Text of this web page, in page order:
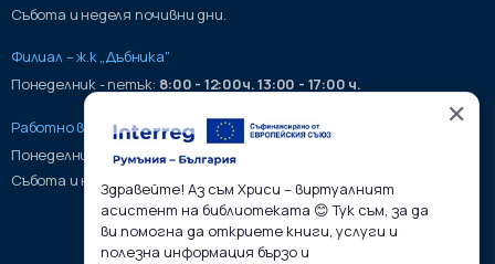
Събота и неделя почивни дни.
Филиал – ж.к „Дъбника"
Понеделник - петък: 8:00 - 12:00ч. 13:00 - 17:00 ч.
Работно време на хранилища:
Понеделник - петък:9:00 - 17:00ч.
Събота и неделя почивни дни.
✕
Здравейте! Аз съм Хриси – виртуалният
асистент на библиотеката 😊 Тук съм, за да
ви помогна да откриете книги, услуги и
полезна информация бързо и